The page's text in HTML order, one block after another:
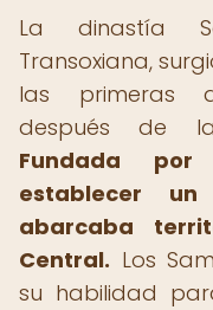
La dinastía
Transoxiana,
las primeras
después de
Fundada
establecer
abarcaba
Central. Los
su habilidad